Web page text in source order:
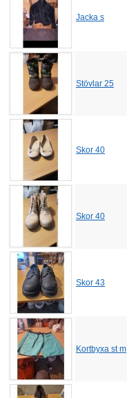
Jacka s
Stövlar 25
Skor 40
Skor 40
Skor 43
Kortbyxa st m